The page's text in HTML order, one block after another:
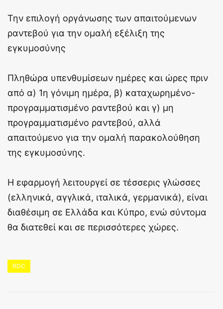
Την επιλογή οργάνωσης των απαιτούμενων
ραντεβού για την ομαλή εξέλιξη της
εγκυμοσύνης
Πληθώρα υπενθυμίσεων ημέρες και ώρες πριν
από α) 1η γόνιμη ημέρα, β) καταχωρημένο-
προγραμματισμένο ραντεβού και γ) μη
προγραμματισμένο ραντεβού, αλλά
απαιτούμενο για την ομαλή παρακολούθηση
της εγκυμοσύνης.
Η εφαρμογή λειτουργεί σε τέσσερις γλώσσες
(ελληνικά, αγγλικά, ιταλικά, γερμανικά), είναι
διαθέσιμη σε Ελλάδα και Κύπρο, ενώ σύντομα
θα διατεθεί και σε περισσότερες χώρες.
RDC